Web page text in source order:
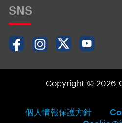
SNS
Copyright © 2026
個人情報保護方針